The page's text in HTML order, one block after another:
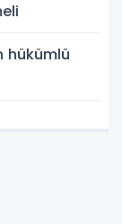
hükümlü